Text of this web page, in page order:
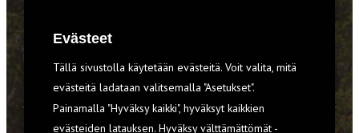
VARUSTEET
Evästeet
Tällä sivustolla käytetään evästeitä. Voit valita, mitä
evästeitä ladataan valitsemalla "Asetukset".
Painamalla "Hyväksy kaikki", hyväksyt kaikkien
evästeiden latauksen. Hyväksy välttämättömät -